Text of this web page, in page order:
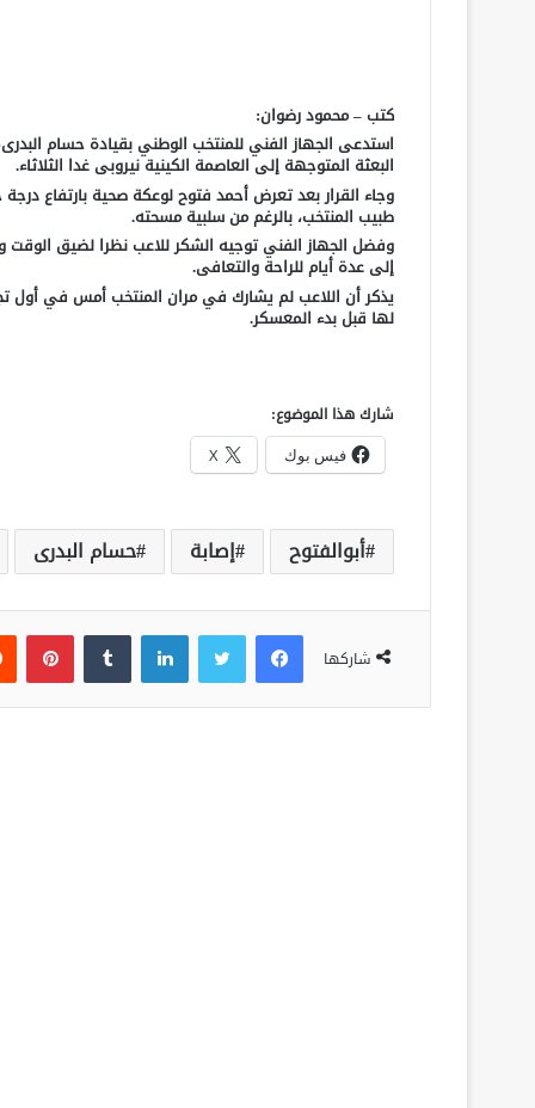
كتب – محمود رضوان:
استدعى الجهاز الفني للمنتخب الوطني بقيادة حسام
البعثة المتوجهة إلى العاصمة الكينية نيروبى غدا الثلاثاء.
وجاء القرار بعد تعرض أحمد فتوح لوعكة صحية بارتفاع
طبيب المنتخب، بالرغم من سلبية مسحته.
وفضل الجهاز الفني توجيه الشكر للاعب نظرا لضيق الوقت
إلى عدة أيام للراحة والتعافى.
يذكر أن اللاعب لم يشارك في مران المنتخب أمس في أول
لها قبل بدء المعسكر.
شارك هذا الموضوع:
فيس بوك X
أبوالفتوح إصابة حسام البدرى
شاركها
فيسبوك لينكدإن بينتيريست